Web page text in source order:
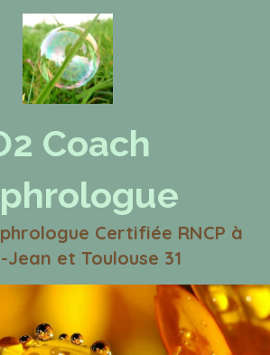
Coach
Certifiée RNCP à
Jean et Toulouse 31